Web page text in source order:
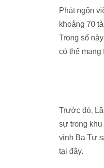
Phát ngôn
khoảng 70
Trong số
có thể mang
Trước đó,
sự trong khu
vịnh Ba Tư
tại đây.